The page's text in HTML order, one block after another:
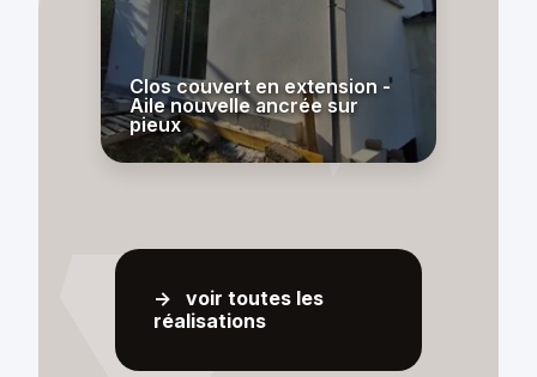
Clos couvert en extension -
Aile nouvelle ancrée sur
pieux
-> voir toutes les
réalisations